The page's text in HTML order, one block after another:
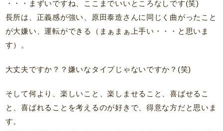
・・・まずいですね、ここまでいいところなしです(笑)
長所は、正義感が強い、原田泰造さんに同じく曲がったこと
が大嫌い、運転ができる（まぁまぁ上手い・・・と思いま
す）。
大丈夫ですか？？嫌いなタイプじゃないですか？(笑)
そして何より、楽しいこと、楽しませること、喜ばせるこ
と、喜ばれることを考えるのが好きで、得意な方だと思いま
す。